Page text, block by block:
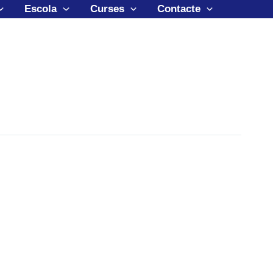
Escola Curses Contacte